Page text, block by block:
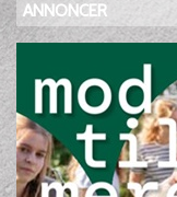
ANNONCER